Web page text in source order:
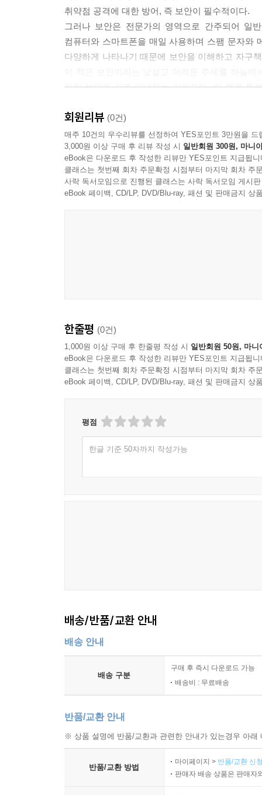
포켓몬 고! 고!
SNS, 나를 중계하다
정보는 구름 속으로
잘 가라, 내 스마트폰
취약점 공격에 대한 방어, 즉 보안이 필수적이다.
그러나 보안은 전문가의 영역으로 간주되어 일
컴퓨터와 스마트폰을 매일 사용하며 스팸 문자와
다양하게 나타나기 때문에 보안을 이해하고 자구
자립 보안의 길로 안내하는 가이드다. 이 책을 통
회원리뷰 (0건)
매주 10건의 우수리뷰를 선정하여 YES포인트 3만원을 드
3,000원 이상 구매 후 리뷰 작성 시 일반회원 300원, 마니
eBook은 다운로드 후 작성한 리뷰만 YES포인트 지급됩니
클래스는 첫번째 회차 주문확정 시점부터 마지막 회차 주
사락 독서모임으로 진행된 클래스는 사락 독서모임 게시
eBook 페이백, CD/LP, DVD/Blu-ray, 패션 및 판매금지 상
한줄평 (0건)
1,000원 이상 구매 후 한줄평 작성 시 일반회원 50원, 마니
eBook은 다운로드 후 작성한 리뷰만 YES포인트 지급됩니
클래스는 첫번째 회차 주문확정 시점부터 마지막 회차 주
eBook 페이백, CD/LP, DVD/Blu-ray, 패션 및 판매금지 상
평점
한글 기준 50자까지 작성가능
배송/반품/교환 안내
배송 안내
배송 구분
구매 후 즉시 다운로드 가능
배송비 : 무료배송
반품/교환 안내
※ 상품 설명에 반품/교환과 관련한 안내가 있는경우 아
반품/교환 방법
마이페이지 > 반품/교환 신
판매자 배송 상품은 판매자